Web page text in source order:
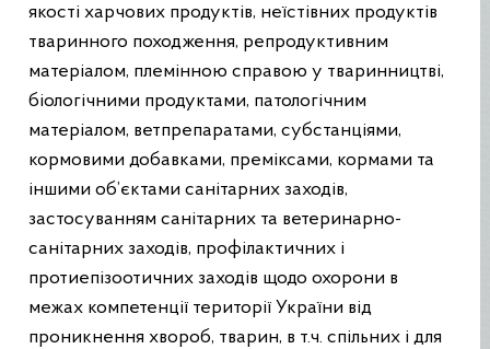
якості харчових продуктів, неїстівних продуктів
тваринного походження, репродуктивним
матеріалом, племінною справою у тваринництві,
біологічними продуктами, патологічним
матеріалом, ветпрепаратами, субстанціями,
кормовими добавками, преміксами, кормами та
іншими об’єктами санітарних заходів,
застосуванням санітарних та ветеринарно-
санітарних заходів, профілактичних і
протиепізоотичних заходів щодо охорони в
межах компетенції території України від
проникнення хвороб, тварин, в т.ч. спільних і для